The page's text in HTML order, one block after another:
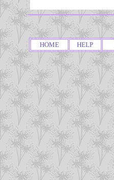
HOME HELP